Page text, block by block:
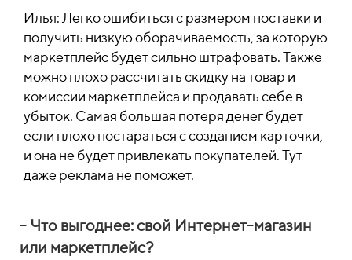
Илья: Легко ошибиться с размером поставки и
получить низкую оборачиваемость, за которую
маркетплейс будет сильно штрафовать. Также
можно плохо рассчитать скидку на товар и
комиссии маркетплейса и продавать себе в
убыток. Самая большая потеря денег будет
если плохо постараться с созданием карточки,
и она не будет привлекать покупателей. Тут
даже реклама не поможет.
- Что выгоднее: свой Интернет-магазин
или маркетплейс?